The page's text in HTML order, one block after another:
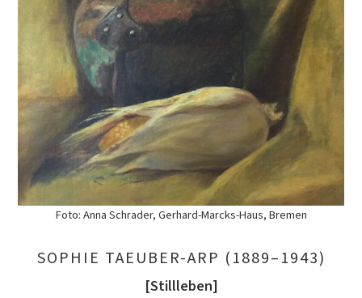
Foto: Anna Schrader, Gerhard-Marcks-Haus, Bremen
SOPHIE TAEUBER-ARP (1889–1943)
[Stillleben]